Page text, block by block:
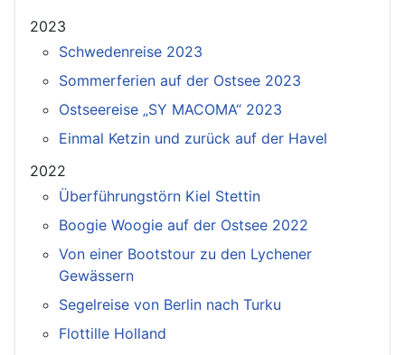
2023
Schwedenreise 2023
Sommerferien auf der Ostsee 2023
Ostseereise „SY MACOMA“ 2023
Einmal Ketzin und zurück auf der Havel
2022
Überführungstörn Kiel Stettin
Boogie Woogie auf der Ostsee 2022
Von einer Bootstour zu den Lychener
Gewässern
Segelreise von Berlin nach Turku
Flottille Holland